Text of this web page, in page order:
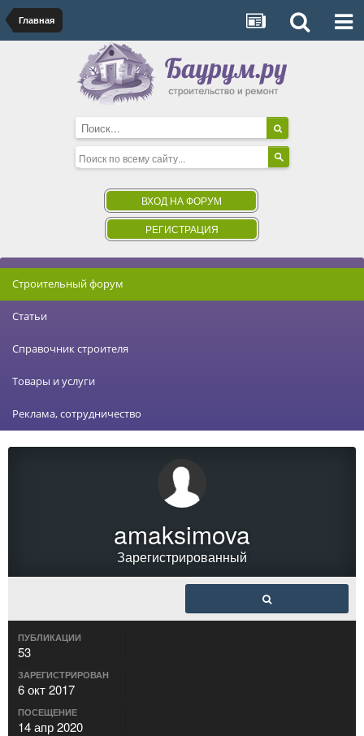
Главная
ВХОД НА ФОРУМ
РЕГИСТРАЦИЯ
Строительный форум
Статьи
Справочник строителя
Товары и услуги
Реклама, сотрудничество
amaksimova
Зарегистрированный
ПУБЛИКАЦИИ
53
ЗАРЕГИСТРИРОВАН
6 окт 2017
ПОСЕЩЕНИЕ
14 апр 2020